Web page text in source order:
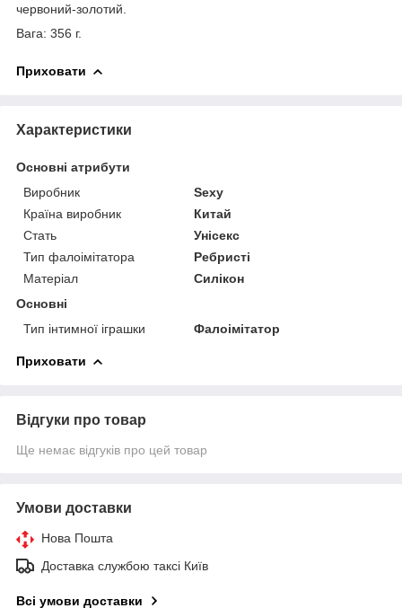
червоний-золотий.
Вага: 356 г.
Приховати
Характеристики
Основні атрибути
Виробник
Sexy
Країна виробник
Китай
Стать
Унісекс
Тип фалоімітатора
Ребристі
Матеріал
Силікон
Основні
Тип інтимної іграшки
Фалоімітатор
Приховати
Відгуки про товар
Ще немає відгуків про цей товар
Умови доставки
Нова Пошта
Доставка службою таксі Київ
Всі умови доставки